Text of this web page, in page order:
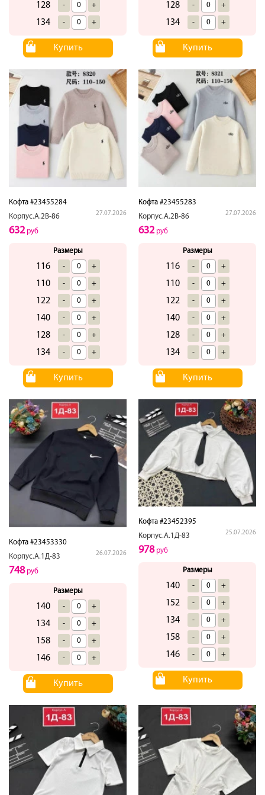
128 - +
134 - +
Купить
128 - +
134 - +
Купить
Кофта #23455284
Корпус.А.2В-86
27.07.2026
632руб
Размеры
116 - +
110 - +
122 - +
140 - +
128 - +
134 - +
Купить
Кофта #23455283
Корпус.А.2В-86
27.07.2026
632руб
Размеры
116 - +
110 - +
122 - +
140 - +
128 - +
134 - +
Купить
Кофта #23453330
Корпус.А.1Д-83
26.07.2026
748руб
Размеры
140 - +
134 - +
158 - +
146 - +
Купить
Кофта #23452395
Корпус.А.1Д-83
25.07.2026
978руб
Размеры
140 - +
152 - +
134 - +
158 - +
146 - +
Купить